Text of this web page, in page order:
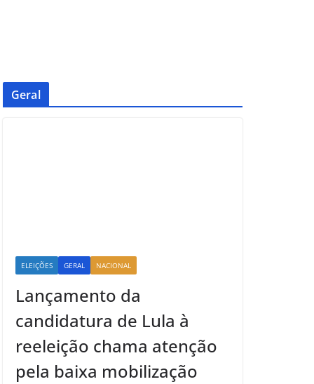
Geral
ELEIÇÕES GERAL NACIONAL
Lançamento da
candidatura de Lula à
reeleição chama atenção
pela baixa mobilização